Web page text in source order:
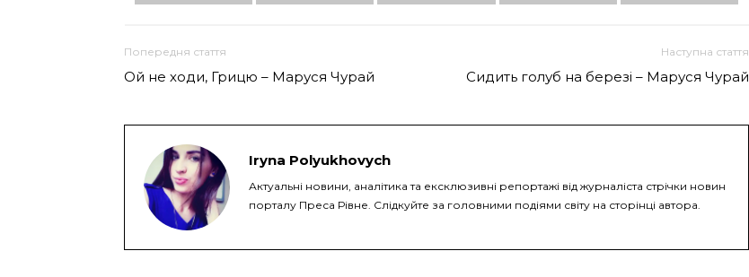
Попередня стаття
Ой не ходи, Грицю – Маруся Чурай
Наступна стаття
Сидить голуб на березі – Маруся Чурай
Iryna Polyukhovych
Актуальні новини, аналітика та ексклюзивні репортажі від журналіста стрічки новин
порталу Преса Рівне. Слідкуйте за головними подіями світу на сторінці автора.